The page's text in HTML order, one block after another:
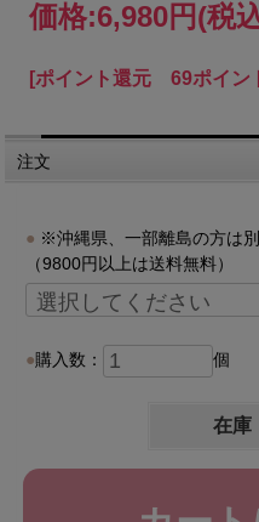
価格:6,980円(税
[ポイント還元 69ポイン
注文
※沖縄県、一部離島の方は
（9800円以上は送料無料）
購入数： 個
在庫